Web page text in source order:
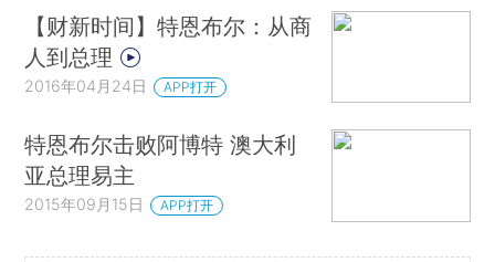
【财新时间】特恩布尔：从商
人到总理
2016年04月24日 APP打开
特恩布尔击败阿博特 澳大利
亚总理易主
2015年09月15日 APP打开